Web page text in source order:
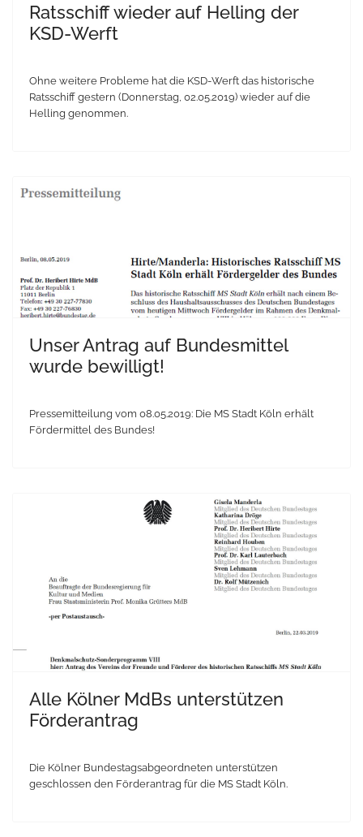
Ratsschiff wieder auf Helling der
KSD-Werft
Ohne weitere Probleme hat die KSD-Werft das historische
Ratsschiff gestern (Donnerstag, 02.05.2019) wieder auf die
Helling genommen.
Unser Antrag auf Bundesmittel
wurde bewilligt!
Pressemitteilung vom 08.05.2019: Die MS Stadt Köln erhält
Fördermittel des Bundes!
Alle Kölner MdBs unterstützen
Förderantrag
Die Kölner Bundestagsabgeordneten unterstützen
geschlossen den Förderantrag für die MS Stadt Köln.